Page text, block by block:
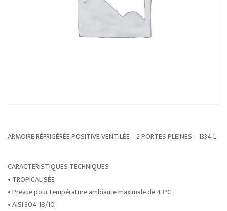
ARMOIRE RÉFRIGÉRÉE POSITIVE VENTILÉE – 2 PORTES PLEINES – 1334 L
CARACTERISTIQUES TECHNIQUES :
• TROPICALISÉE
• Prévue pour température ambiante maximale de 43°C
• AISI 304 18/10